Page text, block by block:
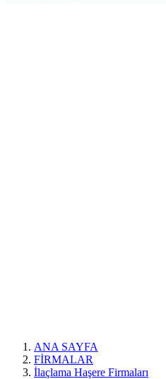
ANA SAYFA
FİRMALAR
İlaçlama Haşere Firmaları